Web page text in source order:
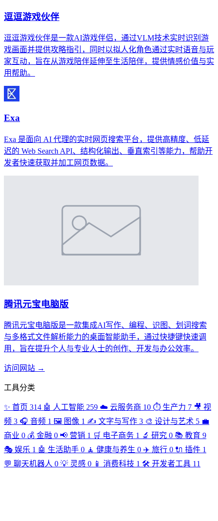
逗逗游戏伙伴
逗逗游戏伙伴是一款AI游戏伴侣，通过VLM技术实时识别游
戏画面并提供攻略指引，同时以拟人化角色通过实时语音与玩
家互动，旨在从游戏陪伴延伸至生活陪伴，提供情感价值与实
用帮助。
Exa
Exa 是面向 AI 代理的实时网页搜索平台，提供高精度、低延
迟的 Web Search API、结构化输出、垂直索引等能力，帮助开
发者快速获取并加工网页数据。
腾讯元宝电脑版
腾讯元宝电脑版是一款集成AI写作、编程、识图、划词搜索
与多格式文件解析能力的桌面智能助手，通过快捷键快速调
用，旨在提升个人与专业人士的创作、开发与办公效率。
访问网站 →
工具分类
✨ 首页 314 🤖 人工智能 259 ☁️ 云服务商 10 ⏱️ 生产力 7 🎥 视
频 3 🎧 音频 1 🖼️ 图像 1 ✍️ 文字与写作 3 🎨 设计与艺术 5 💼
商业 0 💰 金融 0 📢 营销 1 🛒 电子商务 1 🔬 研究 0 📚 教育 9
🎭 娱乐 1 🤖 生活助手 0 🧘 健康与养生 0 ✈️ 旅行 0 🔌 插件 1
💬 聊天机器人 0 💡 灵感 0 📱 消费科技 1 🛠️ 开发者工具 11